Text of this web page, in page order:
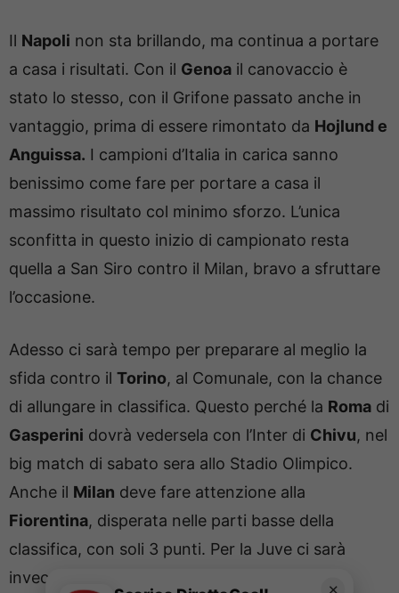
Il Napoli non sta brillando, ma continua a portare
a casa i risultati. Con il Genoa il canovaccio è
stato lo stesso, con il Grifone passato anche in
vantaggio, prima di essere rimontato da Hojlund e
Anguissa. I campioni d’Italia in carica sanno
benissimo come fare per portare a casa il
massimo risultato col minimo sforzo. L’unica
sconfitta in questo inizio di campionato resta
quella a San Siro contro il Milan, bravo a sfruttare
l’occasione.
Adesso ci sarà tempo per preparare al meglio la
sfida contro il Torino, al Comunale, con la chance
di allungare in classifica. Questo perché la Roma di
Gasperini dovrà vedersela con l’Inter di Chivu, nel
big match di sabato sera allo Stadio Olimpico.
Anche il Milan deve fare attenzione alla
Fiorentina, disperata nelle parti basse della
classifica, con soli 3 punti. Per la Juve ci sarà
invece il